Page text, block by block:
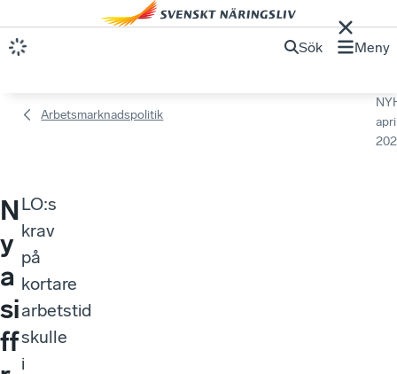
Sök Meny
Arbetsmarknadspolitik
N
y
a
si
ff
LO:s
krav
på
kortare
arbetstid
skulle
i